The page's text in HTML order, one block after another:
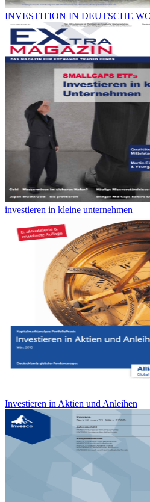
INVESTITION IN DEUTSCHE
investieren in kleine unternehmen
Investieren in Aktien und Anleihen